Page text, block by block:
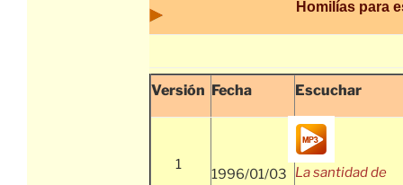
Homilías para
Versión Fecha Escuchar
1
1996/01/03
La santidad de